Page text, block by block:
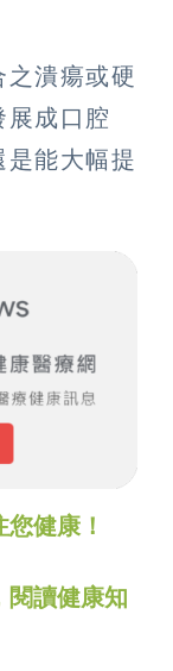
潰瘍或硬
展成口腔
能大幅提
健康！
閱讀健康知